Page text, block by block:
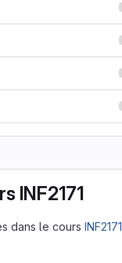
INF2171
dans le cours INF2171